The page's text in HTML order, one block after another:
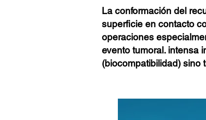
La conformación del
superficie en contacto
operaciones
evento tumoral. intensa
(biocompatibilidad) sino